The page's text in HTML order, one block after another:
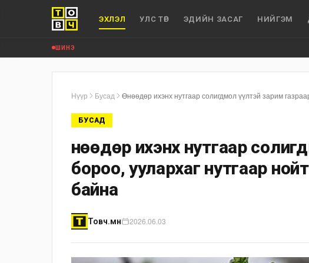
ЭХЛЭЛ УЛС ТӨР ЭДИЙН ЗАСАГ НИЙГЭМ
ШИНЭ
Нүүр Бусад Өнөөдөр ихэнх нутгаар солигдмол үүлтэй зарим
БУСАД
Өнөөдөр ихэнх нутгаар
бороо, уулархаг нутгаар
байна
Товч.мн 2026.06.03